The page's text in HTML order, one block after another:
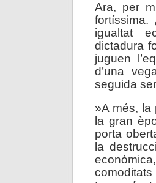
Ara, per
igualtat
dictadura
juguen
d’una
seguida
»A més, la
la gran
porta
la